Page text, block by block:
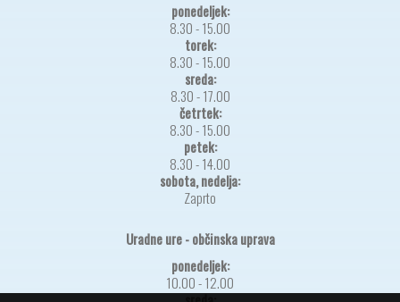
ponedeljek:
8.30 - 15.00
torek:
8.30 - 15.00
sreda:
8.30 - 17.00
četrtek:
8.30 - 15.00
petek:
8.30 - 14.00
sobota, nedelja:
Zaprto
Uradne ure - občinska uprava
ponedeljek:
10.00 - 12.00